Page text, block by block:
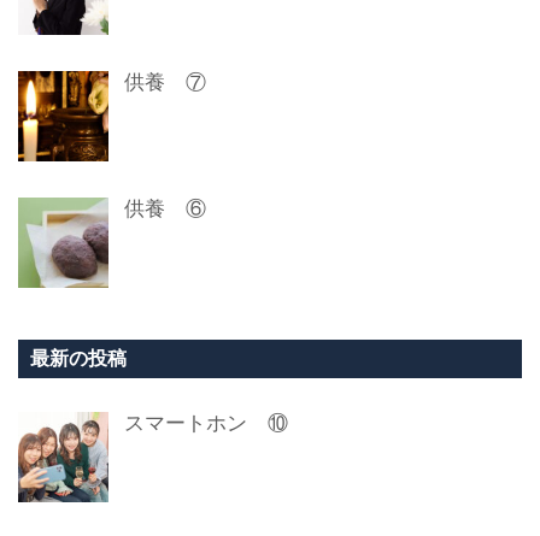
供養 ⑦
供養 ⑥
最新の投稿
スマートホン ⑩